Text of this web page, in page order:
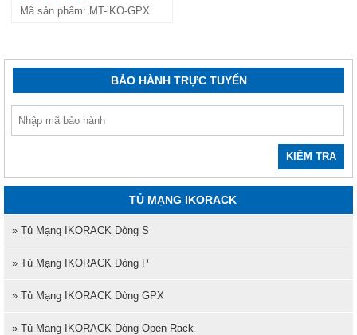
Mã sản phẩm: MT-iKO-GPX
BẢO HÀNH TRỰC TUYẾN
KIỂM TRA
TỦ MẠNG IKORACK
» Tủ Mạng IKORACK Dòng S
» Tủ Mạng IKORACK Dòng P
» Tủ Mạng IKORACK Dòng GPX
» Tủ Mạng IKORACK Dòng Open Rack